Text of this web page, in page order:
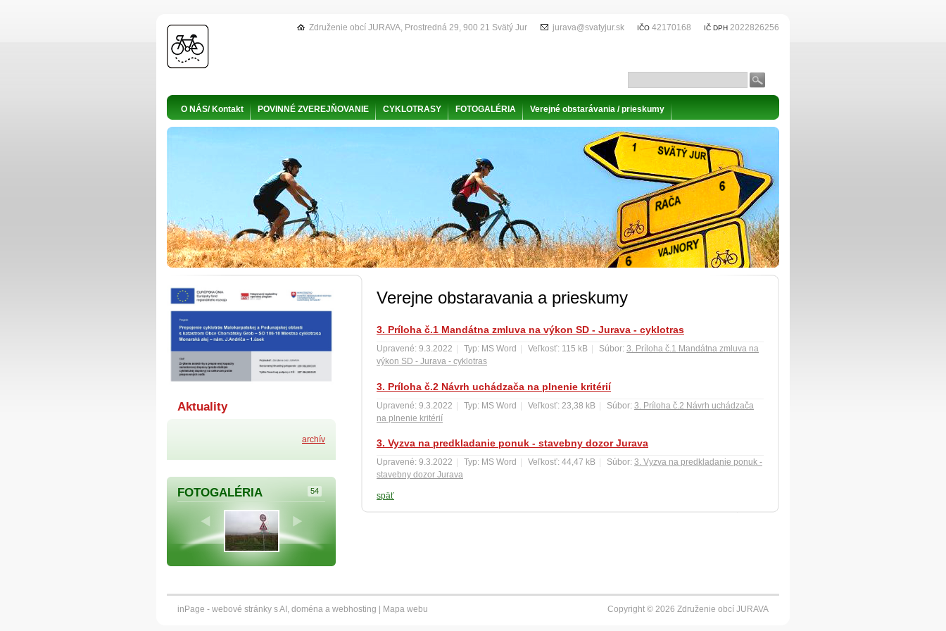
Verejne obstaravania a prieskumy
3. Príloha č.1 Mandátna zmluva na výkon SD - Jurava - cyklotras
Upravené: 9.3.2022 | Typ: MS Word | Veľkosť: 115 kB | Súbor: 3. Príloha č.1 Mandátna zmluva na
výkon SD - Jurava - cyklotras
3. Príloha č.2 Návrh uchádzača na plnenie kritérií
Upravené: 9.3.2022 | Typ: MS Word | Veľkosť: 23,38 kB | Súbor: 3. Príloha č.2 Návrh uchádzača
na plnenie kritérií
3. Vyzva na predkladanie ponuk - stavebny dozor Jurava
Upravené: 9.3.2022 Typ: MS Word Veľkosť: 44,47 kB Súbor: 3. Vyzva na predkladanie ponuk -
stavebny dozor Jurava
späť
Aktuality
archív
FOTOGALÉRIA 54
O NÁS/ Kontakt POVINNÉ ZVEREJŇOVANIE CYKLOTRASY FOTOGALÉRIA Verejné obstarávania / prieskumy
Združenie obcí JURAVA, Prostredná 29, 900 21 Svätý Jur jurava@svatyjur.sk IČO 42170168 IČ DPH 2022826256
Copyright © 2026 Združenie obcí JURAVA
inPage - webové stránky s AI, doména a webhosting | Mapa webu